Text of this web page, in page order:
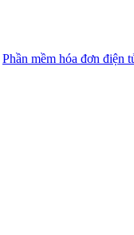
Phần mềm hóa đơn điện